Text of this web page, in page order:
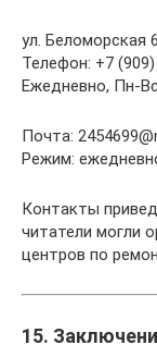
ул. Беломорская 6
Телефон: +7
Ежедневно, Пн-
Почта:
Режим:
Контакты
читатели могли
центров по
15.